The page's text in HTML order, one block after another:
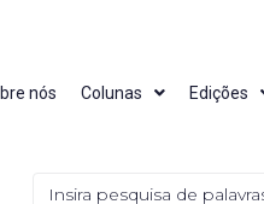
nós Colunas Edições